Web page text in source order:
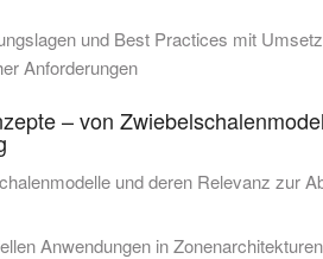
und Best Practices mit
Anforderungen
– von
und deren Relevanz zur
Anwendungen in